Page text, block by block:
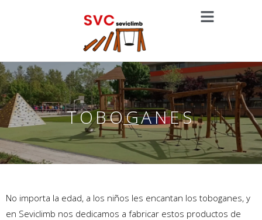
TOBOGANES
No importa la edad, a los niños les encantan los toboganes, y
en Seviclimb nos dedicamos a fabricar estos productos de